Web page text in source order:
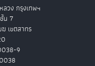
วง กรุงเทพฯ
น 7
เขตสาทร
9